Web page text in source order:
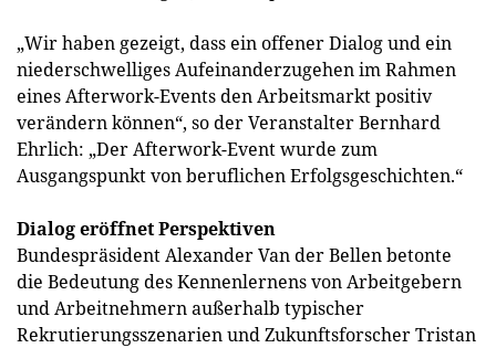
„Wir haben gezeigt, dass ein offener Dialog und ein
niederschwelliges Aufeinanderzugehen im Rahmen
eines Afterwork-Events den Arbeitsmarkt positiv
verändern können“, so der Veranstalter Bernhard
Ehrlich: „Der Afterwork-Event wurde zum
Ausgangspunkt von beruflichen Erfolgsgeschichten.“
Dialog eröffnet Perspektiven
Bundespräsident Alexander Van der Bellen betonte
die Bedeutung des Kennenlernens von Arbeitgebern
und Arbeitnehmern außerhalb typischer
Rekrutierungsszenarien und Zukunftsforscher Tristan